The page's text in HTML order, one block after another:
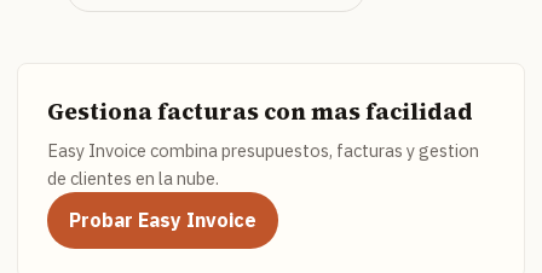
Gestiona facturas con mas facilidad
Easy Invoice combina presupuestos, facturas y gestion
de clientes en la nube.
Probar Easy Invoice